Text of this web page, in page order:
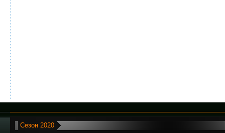
Сезон 2020